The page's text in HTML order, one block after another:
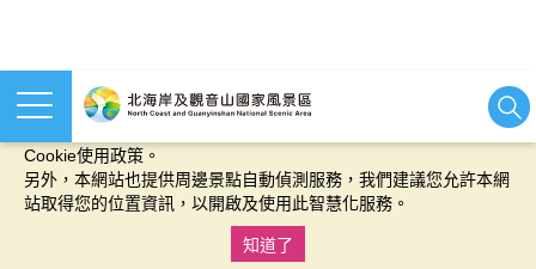
本網站使用cookies等相關技術以持續優化網站服務，並有助於為
Cookie使用政策。
另外，本網站也提供周邊景點自動偵測服務，我們建議您允許本網
站取得您的位置資訊，以開啟及使用此智慧化服務。
知道了